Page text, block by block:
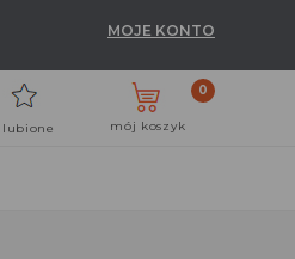
MOJE KONTO
mój koszyk
0